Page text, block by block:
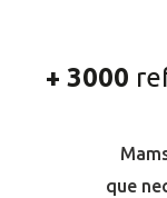
+ 3000
que